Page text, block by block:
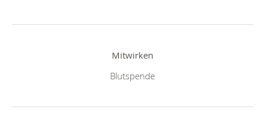
Mitwirken
Blutspende